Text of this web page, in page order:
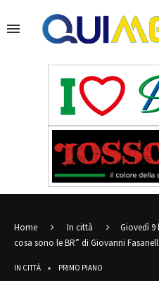
Home In città
Giovedì 9
cosa sono le BR” di Giovanni
IN CITTÀ PRIMO PIANO